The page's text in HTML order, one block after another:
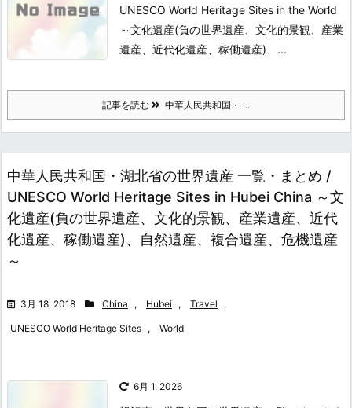
UNESCO World Heritage Sites in the World
～文化遺産(負の世界遺産、文化的景観、産業
遺産、近代化遺産、稼働遺産)、...
記事を読む 中華人民共和国・ ...
中華人民共和国・湖北省の世界遺産 一覧・まとめ /
UNESCO World Heritage Sites in Hubei China ～文
化遺産(負の世界遺産、文化的景観、産業遺産、近代
化遺産、稼働遺産)、自然遺産、複合遺産、危機遺産
～
3月 18, 2018 China , Hubei , Travel ,
UNESCO World Heritage Sites , World
6月 1, 2026